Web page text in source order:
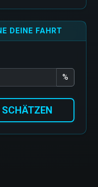
DEINE FAHRT
%
SCHÄTZEN